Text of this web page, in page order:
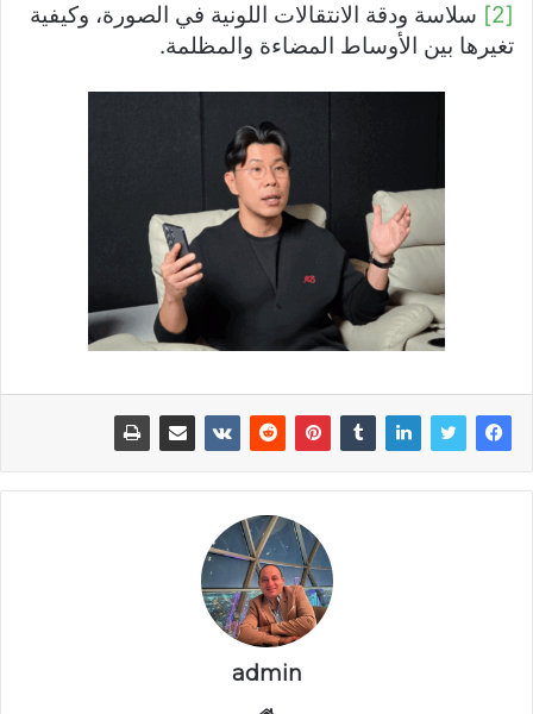
[2]
سلاسة ودقة الانتقالات اللونية في الصورة، وكيفية
تغيرها بين الأوساط المضاءة والمظلمة.
admin